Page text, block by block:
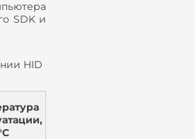
SDK и
HID